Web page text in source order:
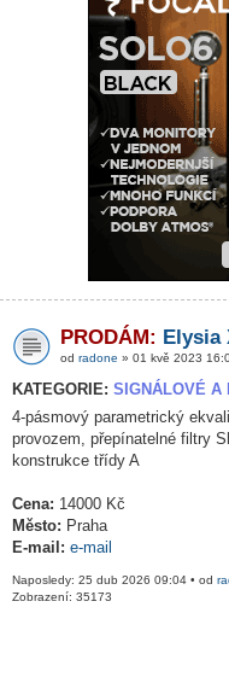
PRODÁM: Elysia
od radone » 01 kvě 2023
KATEGORIE: SIGNÁLOVÉ A
4-pásmový parametrický
provozem, přepínatelné filtry
konstrukce třídy A
Cena: 14000 Kč
Město: Praha
E-mail: e-mail
Naposledy: 25 dub 2026 09:04 • od
Zobrazení: 35173